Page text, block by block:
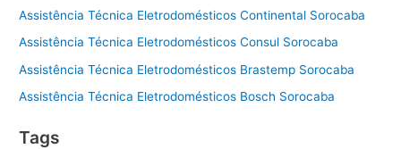
Assistência Técnica Eletrodomésticos Continental Sorocaba
Assistência Técnica Eletrodomésticos Consul Sorocaba
Assistência Técnica Eletrodomésticos Brastemp Sorocaba
Assistência Técnica Eletrodomésticos Bosch Sorocaba
Tags